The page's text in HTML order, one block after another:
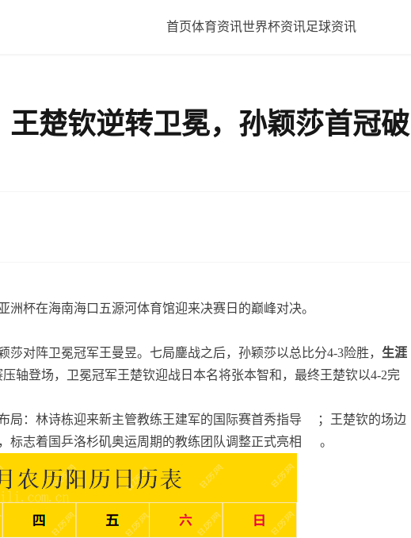
首页体育资讯世界杯资讯足球资讯
楚钦逆转卫冕，孙颖莎首冠破
洲杯在海南海口五源河体育馆迎来决赛日的巅峰对决。
莎对阵卫冕冠军王曼昱。七局鏖战之后，孙颖莎以总比分4-3险胜， 生涯
轴登场，卫冕冠军王楚钦迎战日本名将张本智和，最终王楚钦以4-2完
局：林诗栋迎来新主管教练王建军的国际赛首秀指导
；王楚钦的场边
标志着国乒洛杉矶奥运周期的教练团队调整正式亮相
。